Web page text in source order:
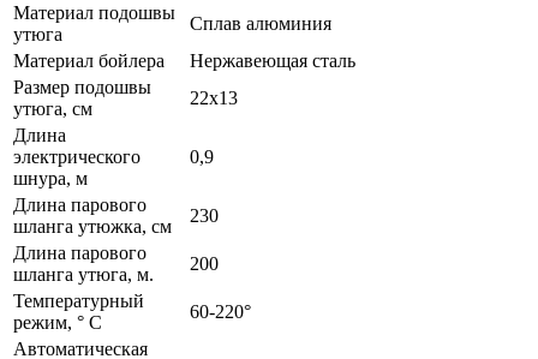
Материал подошвы
утюга
Сплав алюминия
Материал бойлера
Нержавеющая сталь
Размер подошвы
утюга, см
22х13
Длина
электрического
шнура, м
0,9
Длина парового
шланга утюжка, см
230
Длина парового
шланга утюга, м.
200
Температурный
режим, ° С
60-220°
Автоматическая